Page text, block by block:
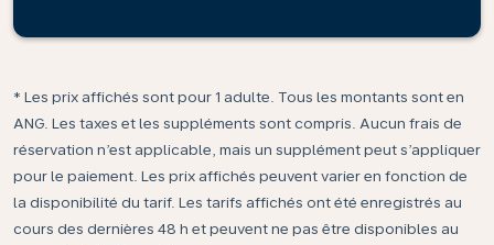
* Les prix affichés sont pour 1 adulte. Tous les montants sont en
ANG. Les taxes et les suppléments sont compris. Aucun frais de
réservation n’est applicable, mais un supplément peut s’appliquer
pour le paiement. Les prix affichés peuvent varier en fonction de
la disponibilité du tarif. Les tarifs affichés ont été enregistrés au
cours des dernières 48 h et peuvent ne pas être disponibles au